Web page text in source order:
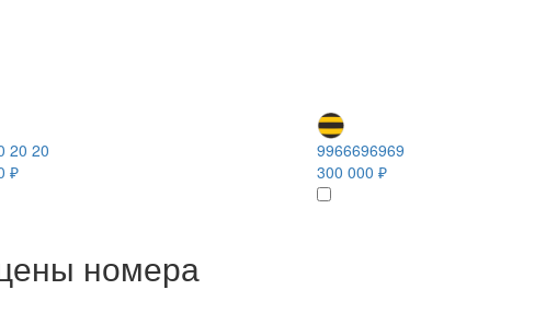
20 20
₽
9966696969
300 000 ₽
номера